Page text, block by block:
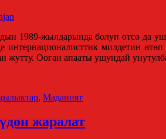
1989-жылдарында болуп өтсө да
интернационалисттик милдетин
жутту. Ооган апааты ушундай
, Маданият
жаралат